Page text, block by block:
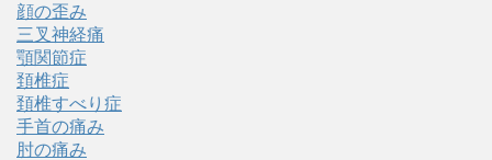
顔の歪み
三叉神経痛
顎関節症
頚椎症
頚椎すべり症
手首の痛み
肘の痛み